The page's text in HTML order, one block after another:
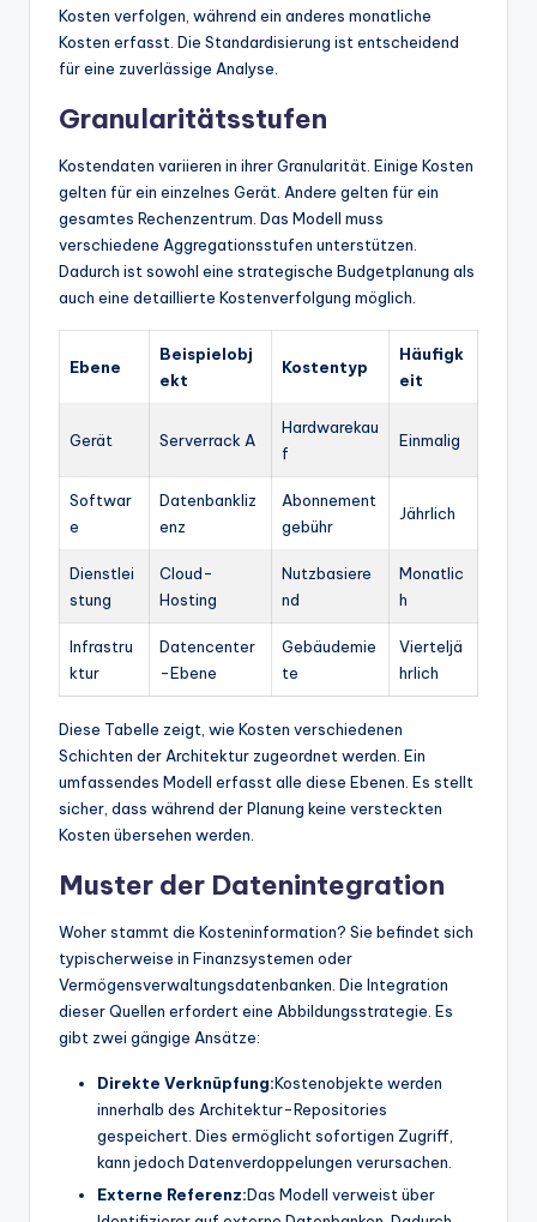
Kosten verfolgen, während ein anderes monatliche
Kosten erfasst. Die Standardisierung ist entscheidend
für eine zuverlässige Analyse.
Granularitätsstufen
Kostendaten variieren in ihrer Granularität. Einige Kosten
gelten für ein einzelnes Gerät. Andere gelten für ein
gesamtes Rechenzentrum. Das Modell muss
verschiedene Aggregationsstufen unterstützen.
Dadurch ist sowohl eine strategische Budgetplanung als
auch eine detaillierte Kostenverfolgung möglich.
Ebene
Beispielobj
ekt
Kostentyp
Häufigk
eit
Gerät Serverrack A
Hardwarekau
f
Einmalig
Softwar
e
Datenbankliz
enz
Abonnement
gebühr
Jährlich
Dienstlei
stung
Cloud-
Hosting
Nutzbasiere
nd
Monatlic
h
Infrastru
ktur
Datencenter
-Ebene
Gebäudemie
te
Vierteljä
hrlich
Diese Tabelle zeigt, wie Kosten verschiedenen
Schichten der Architektur zugeordnet werden. Ein
umfassendes Modell erfasst alle diese Ebenen. Es stellt
sicher, dass während der Planung keine versteckten
Kosten übersehen werden.
Muster der Datenintegration
Woher stammt die Kosteninformation? Sie befindet sich
typischerweise in Finanzsystemen oder
Vermögensverwaltungsdatenbanken. Die Integration
dieser Quellen erfordert eine Abbildungsstrategie. Es
gibt zwei gängige Ansätze:
Direkte Verknüpfung:Kostenobjekte werden
innerhalb des Architektur-Repositories
gespeichert. Dies ermöglicht sofortigen Zugriff,
kann jedoch Datenverdoppelungen verursachen.
Externe Referenz:Das Modell verweist über